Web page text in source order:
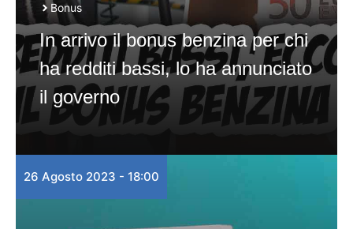
Bonus
In arrivo il bonus benzina per chi
ha redditi bassi, lo ha annunciato
il governo
26 Agosto 2023 - 18:00